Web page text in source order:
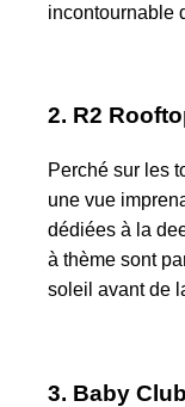
incontournable
2. R2
Perché sur les
une vue
dédiées à la
à thème sont
soleil avant de
3. Baby Club